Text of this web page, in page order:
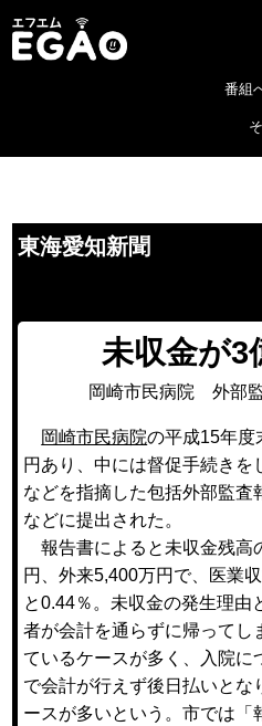
番組
東海愛知新聞
未収金が3
岡崎市民病院 外部
岡崎市民病院の平成15年度
円あり、中には督促手続きを
などを指摘した包括外部監査
などに提出された。
報告書によると未収金残高
円、外来5,400万円で、医業
と0.44％。未収金の発生理由
者が会計を通らずに帰ってし
ているケースが多く、入院に
で会計が行えず後日払いとな
ースが多いという。市では「